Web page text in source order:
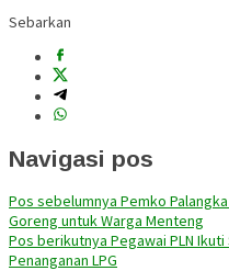
Sebarkan
Navigasi pos
Pos sebelumnya Pemko
Goreng untuk Warga Menteng
Pos berikutnya Pegawai PLN Ikuti
Penanganan LPG